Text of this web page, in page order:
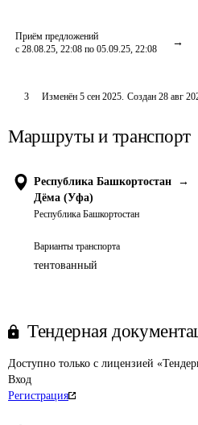
Приём предложений
с 28.08.25, 22:08 по 05.09.25, 22:08
3 Изменён 5 сен 2025. Создан 28 авг
Маршруты и транспорт
Республика Башкортостан
→
Дёма (Уфа)
Республика Башкортостан
Варианты транспорта
тентованный
Тендерная
Доступно только с лицензией
Вход
Регистрация